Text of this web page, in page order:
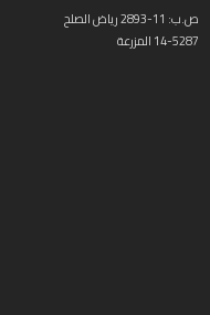
ص.ب: 11-2893 رياض الصلح
14-5287 المزرعة